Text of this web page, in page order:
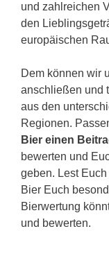
und zahlreichen
den
europäischen
Dem können wir
anschließen und
aus den
Regionen.
Bier einen
bewerten und
geben. Lest
Bier Euch
Bierwertung
und bewerten.